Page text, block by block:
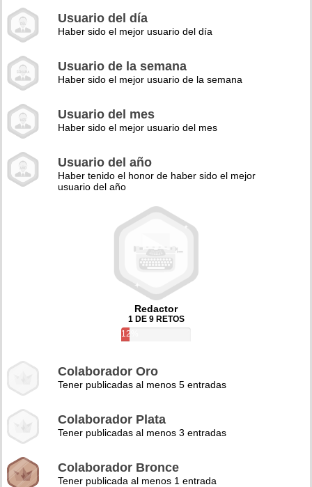
Usuario del día
Haber sido el mejor usuario del día
Usuario de la semana
Haber sido el mejor usuario de la semana
Usuario del mes
Haber sido el mejor usuario del mes
Usuario del año
Haber tenido el honor de haber sido el mejor
usuario del año
Redactor
1 DE 9 RETOS
12%
Colaborador Oro
Tener publicadas al menos 5 entradas
Colaborador Plata
Tener publicadas al menos 3 entradas
Colaborador Bronce
Tener publicada al menos 1 entrada